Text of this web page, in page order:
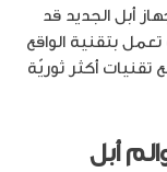
أبل الجديد قد
بتقنية الواقع
أكثر ثوريّة
أبل